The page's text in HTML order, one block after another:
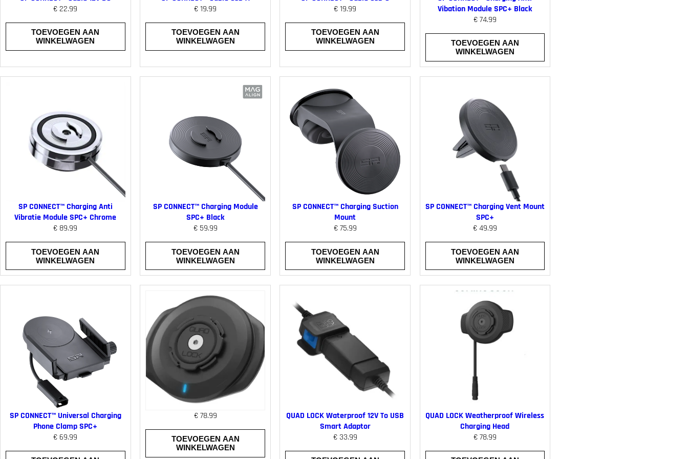
€22.99
TOEVOEGEN AAN
WINKELWAGEN
€19.99
TOEVOEGEN AAN
WINKELWAGEN
€19.99
TOEVOEGEN AAN
WINKELWAGEN
Vibation Module SPC+ Black
€74.99
TOEVOEGEN AAN
WINKELWAGEN
SP CONNECT™ Charging Anti
Vibratie Module SPC+ Chrome
€ 89.99
TOEVOEGEN AAN
WINKELWAGEN
SP CONNECT™ Charging Module
SPC+ Black
€59.99
TOEVOEGEN AAN
WINKELWAGEN
SP CONNECT™ Charging Suction
Mount
€75.99
TOEVOEGEN AAN
WINKELWAGEN
SP CONNECT™ Charging Vent Mount
SPC+
€49.99
TOEVOEGEN AAN
WINKELWAGEN
SP CONNECT™ Universal Charging
Phone Clamp SPC+
€ 69.99
€78.99
TOEVOEGEN AAN
WINKELWAGEN
QUAD LOCK Waterproof 12V To USB
Smart Adaptor
€33.99
QUAD LOCK Weatherproof Wireless
Charging Head
€78.99